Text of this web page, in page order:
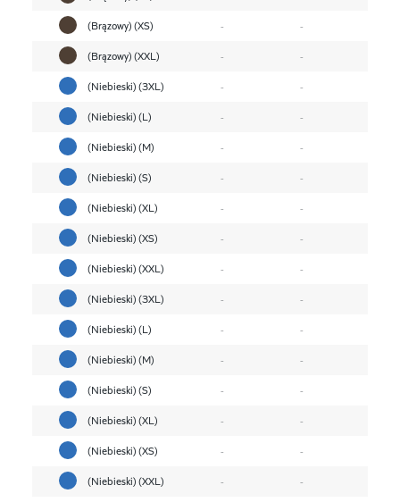
(Brązowy) (XS)
-
-
(Brązowy) (XXL)
-
-
(Niebieski) (3XL)
-
-
(Niebieski) (L)
-
-
(Niebieski) (M)
-
-
(Niebieski) (S)
-
-
(Niebieski) (XL)
-
-
(Niebieski) (XS)
-
-
(Niebieski) (XXL)
-
-
(Niebieski) (3XL)
-
-
(Niebieski) (L)
-
-
(Niebieski) (M)
-
-
(Niebieski) (S)
-
-
(Niebieski) (XL)
-
-
(Niebieski) (XS)
-
-
(Niebieski) (XXL)
-
-